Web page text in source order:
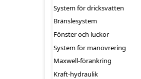
System för dricksvatten
Bränslesystem
Fönster och luckor
System för manövrering
Maxwell-förankring
Kraft-hydraulik